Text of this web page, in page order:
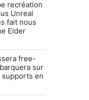
recréation
Unreal
fait nous
Elder
free-
sur
supports en